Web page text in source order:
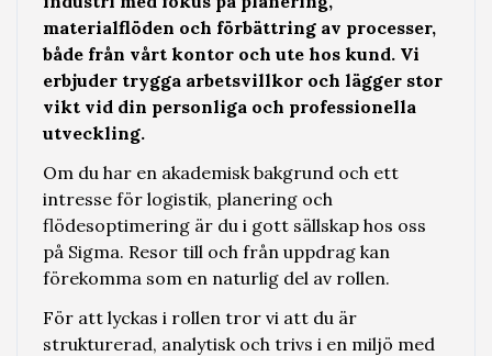
materialflöden och förbättring av processer,
både från vårt kontor och ute hos kund. Vi
erbjuder trygga arbetsvillkor och lägger stor
vikt vid din personliga och professionella
utveckling.
Om du har en akademisk bakgrund och ett
intresse för logistik, planering och
flödesoptimering är du i gott sällskap hos oss
på Sigma. Resor till och från uppdrag kan
förekomma som en naturlig del av rollen.
För att lyckas i rollen tror vi att du är
strukturerad, analytisk och trivs i en miljö med